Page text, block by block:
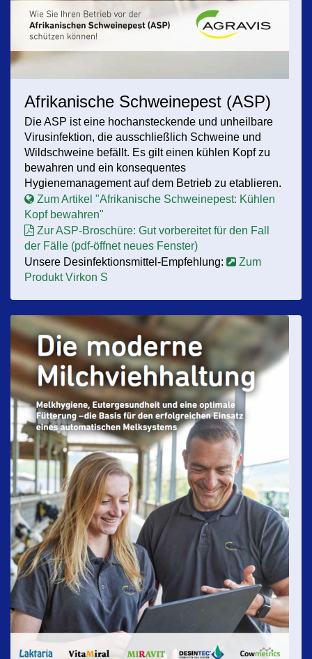
Afrikanische Schweinepest (ASP)
Die ASP ist eine hochansteckende und unheilbare
Virusinfektion, die ausschließlich Schweine und
Wildschweine befällt. Es gilt einen kühlen Kopf zu
bewahren und ein konsequentes
Hygienemanagement auf dem Betrieb zu etablieren.
Zum Artikel "Afrikanische Schweinepest: Kühlen
Kopf bewahren"
Zur ASP-Broschüre: Gut vorbereitet für den Fall
der Fälle (pdf-öffnet neues Fenster)
Unsere Desinfektionsmittel-Empfehlung:
Zum
Produkt Virkon S